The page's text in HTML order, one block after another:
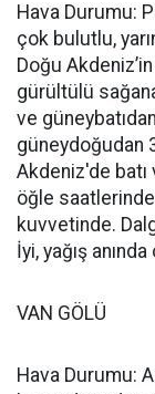
Hava Durumu:
çok bulutlu,
Doğu
gürültülü
ve
güneydoğudan
Akdeniz'de batı
öğle
kuvvetinde.
İyi, yağış anında
VAN GÖLÜ
Hava Durumu: